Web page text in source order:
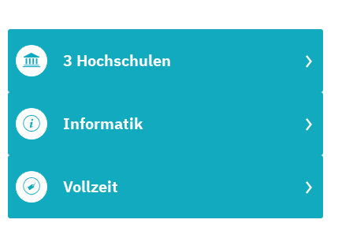
Vollzeit
Informatik
3 Hochschulen